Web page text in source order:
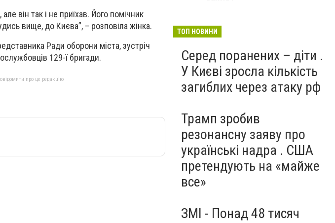
він так і не приїхав. Його помічник
вище, до Києва”, – розповіла жінка.
Ради оборони міста, зустріч
129-ї бригади.
про це редакцію
ТОП НОВИНИ
Серед поранених – діти .
У Києві зросла кількість
загиблих через атаку рф
Трамп зробив
резонансну заяву про
українські надра . США
претендують на «майже
все»
ЗМІ - Понад 48 тисяч